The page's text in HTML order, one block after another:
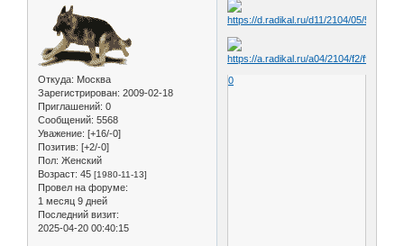
Откуда: Москва
Зарегистрирован: 2009-02-18
Приглашений: 0
Сообщений: 5568
Уважение: [+16/-0]
Позитив: [+2/-0]
Пол: Женский
Возраст: 45 [1980-11-13]
Провел на форуме:
1 месяц 9 дней
Последний визит:
2025-04-20 00:40:15
0